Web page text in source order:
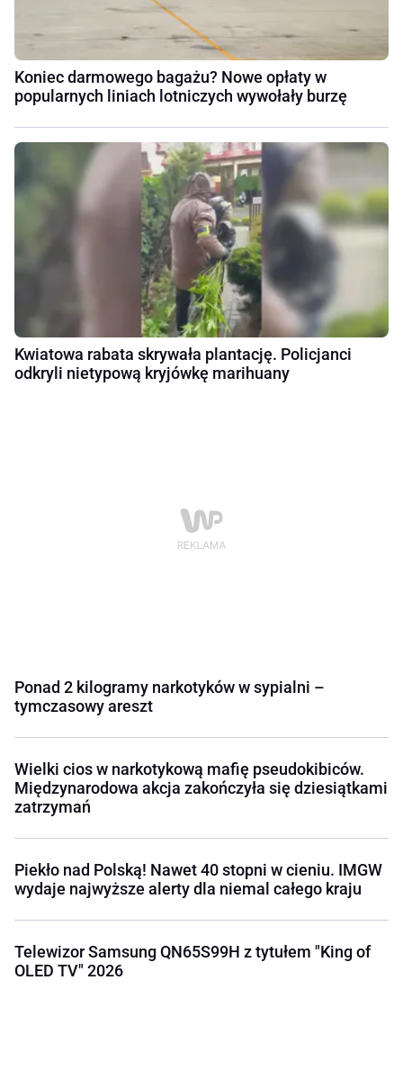
Koniec darmowego bagażu? Nowe opłaty w
popularnych liniach lotniczych wywołały burzę
Kwiatowa rabata skrywała plantację. Policjanci
odkryli nietypową kryjówkę marihuany
Ponad 2 kilogramy narkotyków w sypialni –
tymczasowy areszt
Wielki cios w narkotykową mafię pseudokibiców.
Międzynarodowa akcja zakończyła się dziesiątkami
zatrzymań
Piekło nad Polską! Nawet 40 stopni w cieniu. IMGW
wydaje najwyższe alerty dla niemal całego kraju
Telewizor Samsung QN65S99H z tytułem "King of
OLED TV" 2026